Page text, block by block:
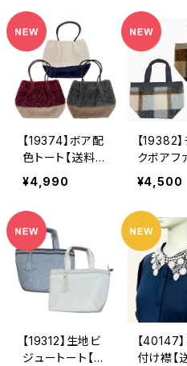
新作
【19374】ボア配
色トート【送料無
料】秋冬バッグ
新作
¥4,990
【19382
クボアフ
ート【送料
秋冬バ
作
¥4,500
【19312】生地ビ
ジュートート【送
【40147
付け襟【